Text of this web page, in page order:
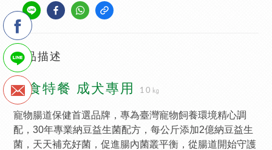
商品描述
美食特餐 成犬專用 10㎏
寵物腸道保健首選品牌，專為臺灣寵物飼養環境精心調
配，30年專業納豆益生菌配方，每公斤添加2億納豆益生
菌，天天補充好菌，促進腸內菌叢平衡，從腸道開始守護